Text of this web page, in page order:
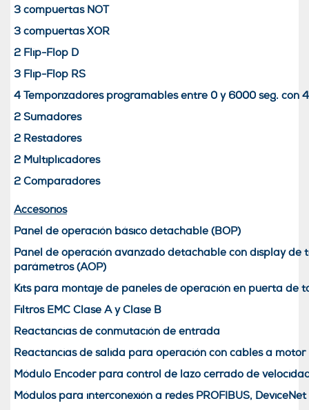
3 compuertas NOT
3 compuertas XOR
2 Flip-Flop D
3 Flip-Flop RS
4 Temporizadores programables entre 0 y 6000 seg. con
2 Sumadores
2 Restadores
2 Multiplicadores
2 Comparadores
Accesorios
Panel de operación básico detachable (BOP)
Panel de operación avanzado detachable con display
parámetros (AOP)
Kits para montaje de paneles de operación en puerta de
Filtros EMC Clase A y Clase B
Reactancias de conmutación de entrada
Reactancias de salida para operación con cables a motor
Módulo Encoder para control de lazo cerrado de
Módulos para interconexión a redes PROFIBUS,